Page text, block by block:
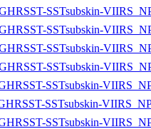
SSTsubskin-
SSTsubskin-
SSTsubskin-
SSTsubskin-
SSTsubskin-
SSTsubskin-
SSTsubskin-